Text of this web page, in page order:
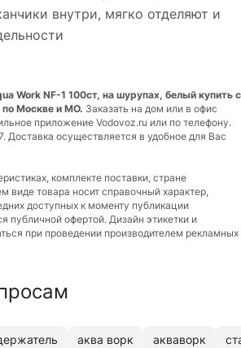
внутри, мягко отделяют и
Work NF-1 100ст, на шурупах, белый купить с
по Москве и МО. Заказать на дом или в офис
приложение Vodovoz.ru или по телефону.
Доставка осуществляется в удобное для Вас
комплекте поставки, стране
виде товара носит справочный характер,
доступных к моменту публикации
публичной офертой. Дизайн этикетки и
при проведении производителем рекламных
аква ворк акваворк